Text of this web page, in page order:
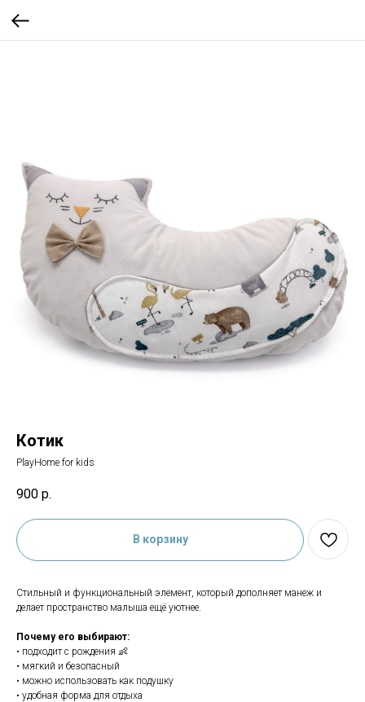
Котик
PlayHome for kids
900 р.
В корзину
Стильный и функциональный элемент, который дополняет манеж и
делает пространство малыша ещё уютнее.
Почему его выбирают:
• подходит с рождения 👶
• мягкий и безопасный
• можно использовать как подушку
• удобная форма для отдыха